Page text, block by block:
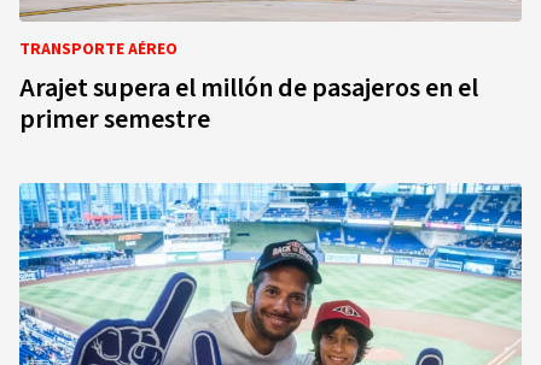
TRANSPORTE AÉREO
Arajet supera el millón de pasajeros en el
primer semestre